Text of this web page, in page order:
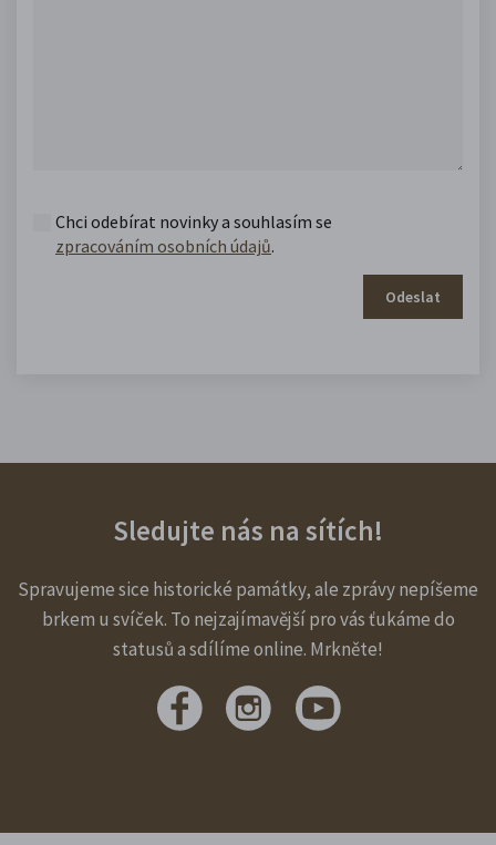
Chci odebírat novinky a souhlasím se
zpracováním osobních údajů.
Odeslat
Sledujte nás na sítích!
Spravujeme sice historické památky, ale zprávy nepíšeme
brkem u svíček. To nejzajímavější pro vás ťukáme do
statusů a sdílíme online. Mrkněte!